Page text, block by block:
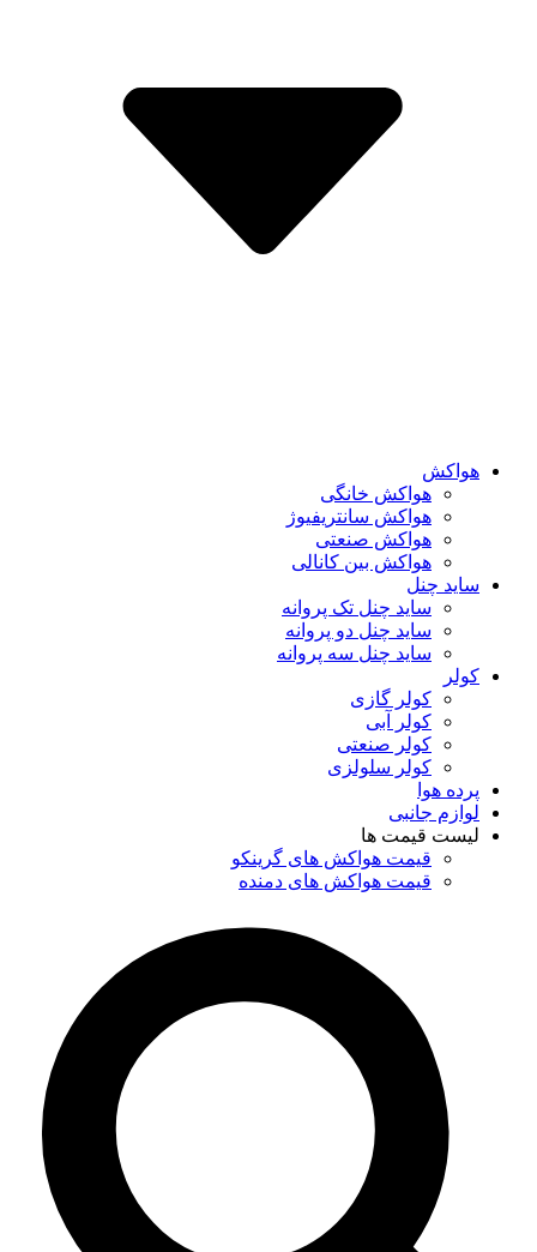
هواکش
هواکش خانگی
هواکش سانتریفیوژ
هواکش صنعتی
هواکش بین کانالی
ساید چنل
ساید چنل تک پروانه
ساید چنل دو پروانه
ساید چنل سه پروانه
کولر
کولر گازی
کولر آبی
کولر صنعتی
کولر سلولزی
پرده هوا
لوازم جانبی
لیست قیمت ها
قیمت هواکش های گرینکو
قیمت هواکش های دمنده